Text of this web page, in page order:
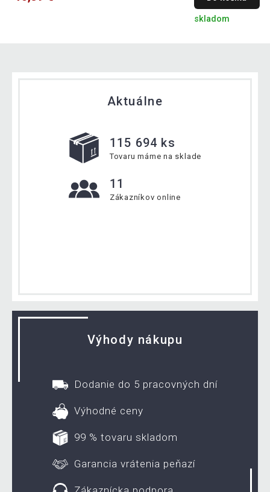
skladom
Aktuálne
115 694 ks
Tovaru máme na sklade
11
Zákazníkov online
Výhody nákupu
Dodanie do 5 pracovných dní
Výhodné ceny
99 % tovaru skladom
Garancia vrátenia peňazí